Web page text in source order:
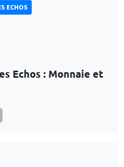
ECHOS
Echos : Monnaie et